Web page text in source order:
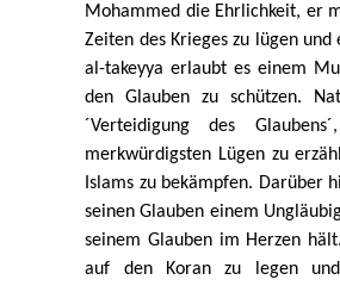
Mohammed die Ehrlichkeit, er
Zeiten des Krieges zu lügen
al-takeyya erlaubt es einem
den Glauben zu schützen.
´Verteidigung des
merkwürdigsten Lügen zu
Islams zu bekämpfen. Darüber
seinen Glauben einem
seinem Glauben im Herzen
auf den Koran zu legen